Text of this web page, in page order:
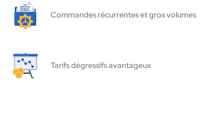
Commandes récurrentes et gros volumes
Tarifs dégressifs avantageux